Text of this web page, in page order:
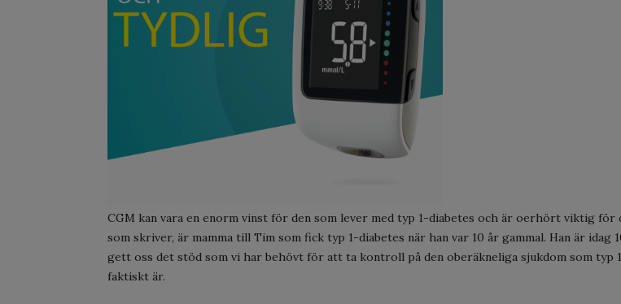
CGM kan vara en enorm vinst för den som lever med typ 1-diabetes och är oerhört viktig för
som skriver, är mamma till Tim som fick typ 1-diabetes när han var 10 år gammal. Han är idag
gett oss det stöd som vi har behövt för att ta kontroll på den oberäkneliga sjukdom som typ
faktiskt är.